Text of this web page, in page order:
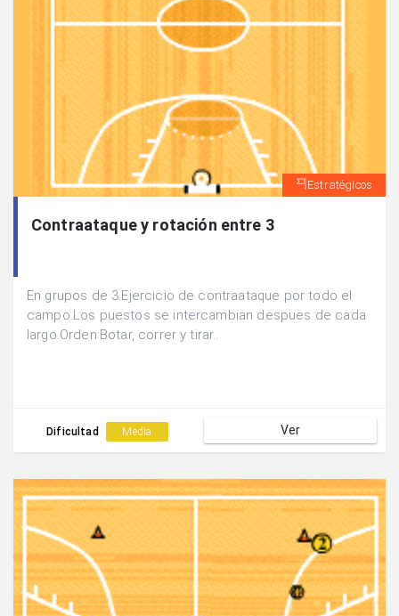
Estratégicos
Contraataque y rotación entre 3
En grupos de 3.Ejercicio de contraataque por todo el
campo.Los puestos se intercambian despues de cada
largo.Orden:Botar, correr y tirar..
Dificultad Media Ver